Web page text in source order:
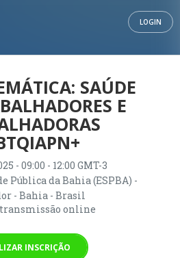
LOGIN
SAÚDE
E
- 09:00 - 12:00 GMT-3
Pública da Bahia (ESPBA) -
- Bahia - Brasil
online
INSCRIÇÃO